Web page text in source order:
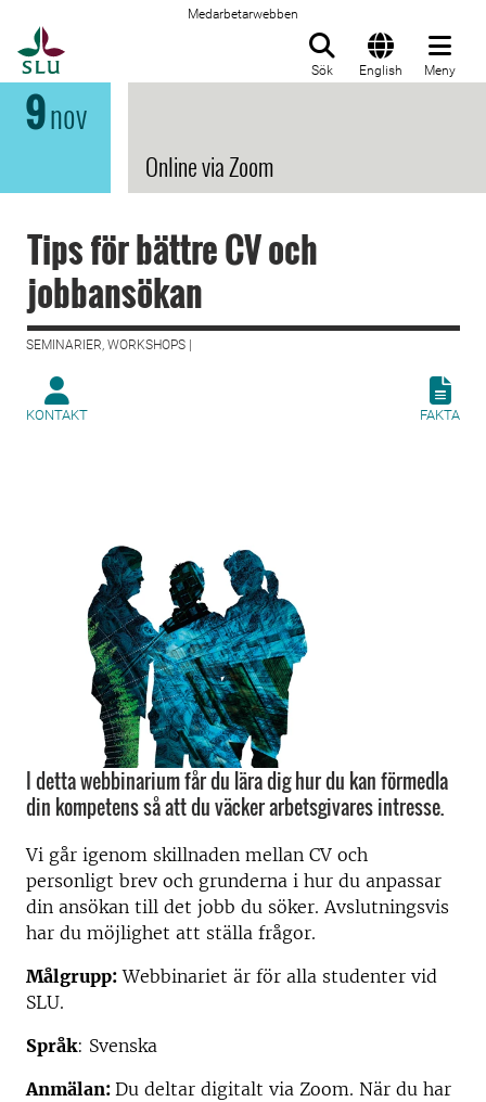
Medarbetarwebben
Sök English Meny
9nov
Online via Zoom
Tips för bättre CV och
jobbansökan
SEMINARIER, WORKSHOPS |
KONTAKT FAKTA
I detta webbinarium får du lära dig hur du kan förmedla
din kompetens så att du väcker arbetsgivares intresse.
Vi går igenom skillnaden mellan CV och
personligt brev och grunderna i hur du anpassar
din ansökan till det jobb du söker. Avslutningsvis
har du möjlighet att ställa frågor.
Målgrupp: Webbinariet är för alla studenter vid
SLU.
Språk: Svenska
Anmälan: Du deltar digitalt via Zoom. När du har